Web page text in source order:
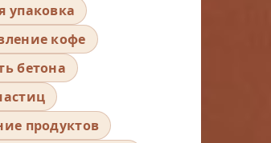
упаковка
кофе
бетона
продуктов